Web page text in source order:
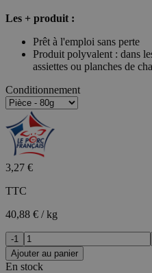
Les + produit :
Prêt à l'emploi sans perte
Produit polyvalent : dans
assiettes ou planches de
Conditionnement
3,27 €
TTC
40,88 € / kg
-1
Ajouter au panier
En stock